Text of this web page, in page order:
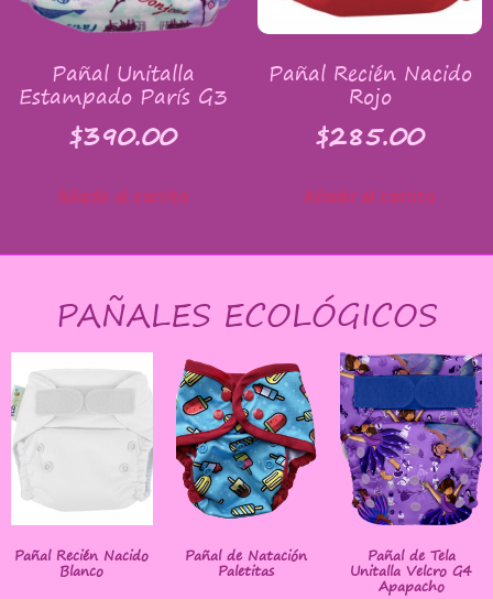
Pañal Unitalla
Estampado París G3
$390.00
Añadir al carrito
Pañal Recién Nacido
Rojo
$285.00
Añadir al carrito
PAÑALES ECOLÓGICOS
Pañal Recién Nacido
Blanco
Pañal de Natación
Paletitas
Pañal de Tela
Unitalla Velcro G4
Apapacho